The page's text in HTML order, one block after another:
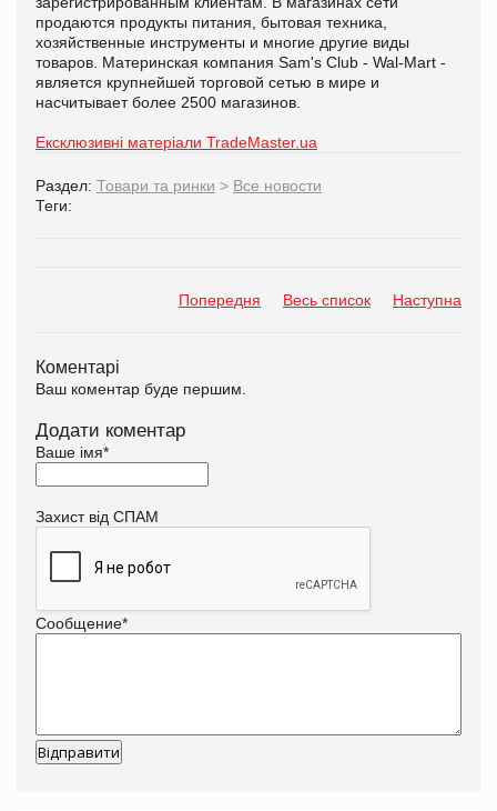
продаются продукты питания, бытовая техника,
хозяйственные инструменты и многие другие виды
товаров. Материнская компания Sam's Club - Wal-Mart -
является крупнейшей торговой сетью в мире и
насчитывает более 2500 магазинов.
Ексклюзивні матеріали TradeMaster.ua
Раздел: Товари та ринки > Все новости
Теги:
Попередня Весь список Наступна
Коментарі
Ваш коментар буде першим.
Додати коментар
Ваше імя*
Захист від СПАМ
Сообщение*